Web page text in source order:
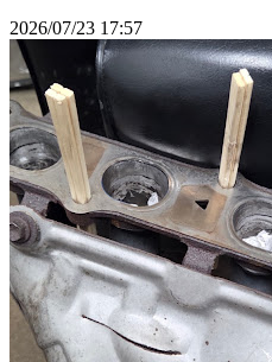
2026/07/23 17:57